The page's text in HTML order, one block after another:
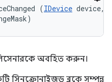
(IDevice device,
অবহিত করুন।
সিনক্রোনাইজড ব্লকে সম্পন্ন